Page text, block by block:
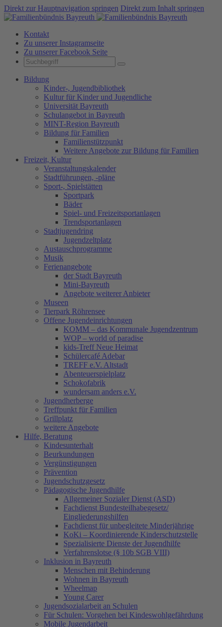
Direkt zur Hauptnavigation springen Direkt zum Inhalt springen
Kontakt
Zu unserer Instagramseite
Zu unserer Facebook Seite
Bildung
Kinder-, Jugendbibliothek
Kultur für Kinder und Jugendliche
Universität Bayreuth
Schulangebot in Bayreuth
MINT-Region Bayreuth
Bildung für Familien
Familienstützpunkt
Weitere Angebote zur Bildung für Familien
Freizeit, Kultur
Veranstaltungskalender
Stadtführungen, -pläne
Sport-, Spielstätten
Sportpark
Bäder
Spiel- und Freizeitsportanlagen
Trendsportanlagen
Stadtjugendring
Jugendzeltplatz
Austauschprogramme
Musik
Ferienangebote
der Stadt Bayreuth
Mini-Bayreuth
Angebote weiterer Anbieter
Museen
Tierpark Röhrensee
Offene Jugendeinrichtungen
KOMM – das Kommunale Jugendzentrum
WOP – world of paradise
kids-Treff Neue Heimat
Schülercafé Adebar
TREFF e.V. Altstadt
Abenteuerspielplatz
Schokofabrik
wundersam anders e.V.
Jugendherberge
Treffpunkt für Familien
Grillplatz
weitere Angebote
Hilfe, Beratung
Kindesunterhalt
Beurkundungen
Vergünstigungen
Prävention
Jugendschutzgesetz
Pädagogische Jugendhilfe
Allgemeiner Sozialer Dienst (ASD)
Fachdienst Bundesteilhabegesetz/
Eingliederungshilfen
Fachdienst für unbegleitete Minderjährige
KoKi – Koordinierende Kinderschutzstelle
Spezialisierte Dienste der Jugendhilfe
Verfahrenslotse (§ 10b SGB VIII)
Inklusion in Bayreuth
Menschen mit Behinderung
Wohnen in Bayreuth
Wheelmap
Young Carer
Jugendsozialarbeit an Schulen
Für Schulen: Vorgehen bei Kindeswohlgefährdung
Mobile Jugendarbeit